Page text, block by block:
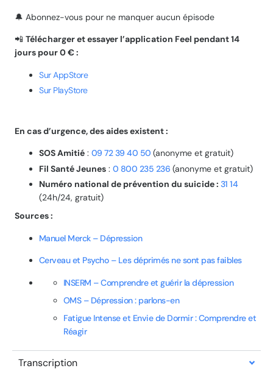
🔔 Abonnez-vous pour ne manquer aucun épisode
📲Télécharger et essayer l’application Feel⁠ pendant 14
jours pour 0 € :
Sur AppStore
Sur PlayStore
En cas d’urgence, des aides existent :
SOS Amitié :⁠09 72 39 40 50⁠ (anonyme et gratuit)
Fil Santé Jeunes :⁠0 800 235 236⁠(anonyme et gratuit)
Numéro national de prévention du suicide :⁠31 14⁠
(24h/24, gratuit)
Sources :
⁠Manuel Merck – Dépression⁠
⁠Cerveau et Psycho – Les déprimés ne sont pas faibles⁠
⁠INSERM – Comprendre et guérir la dépression⁠
⁠OMS – Dépression : parlons-en⁠
Fatigue Intense et Envie de Dormir : Comprendre et
Réagir
Transcription